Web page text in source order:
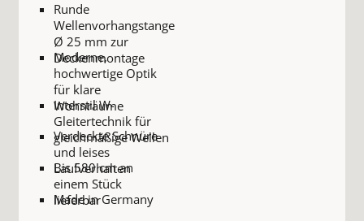
Runde
Wellenvorhangstange
Ø 25 mm zur
Deckenmontage
Moderne,
hochwertige Optik
für klare
Wohnräume
Interstil W-
Gleitertechnik für
gleichmäßige Wellen
Verdeckte Schnüre
und leises
Laufverhalten
Bis 580 cm an
einem Stück
lieferbar
Made in Germany